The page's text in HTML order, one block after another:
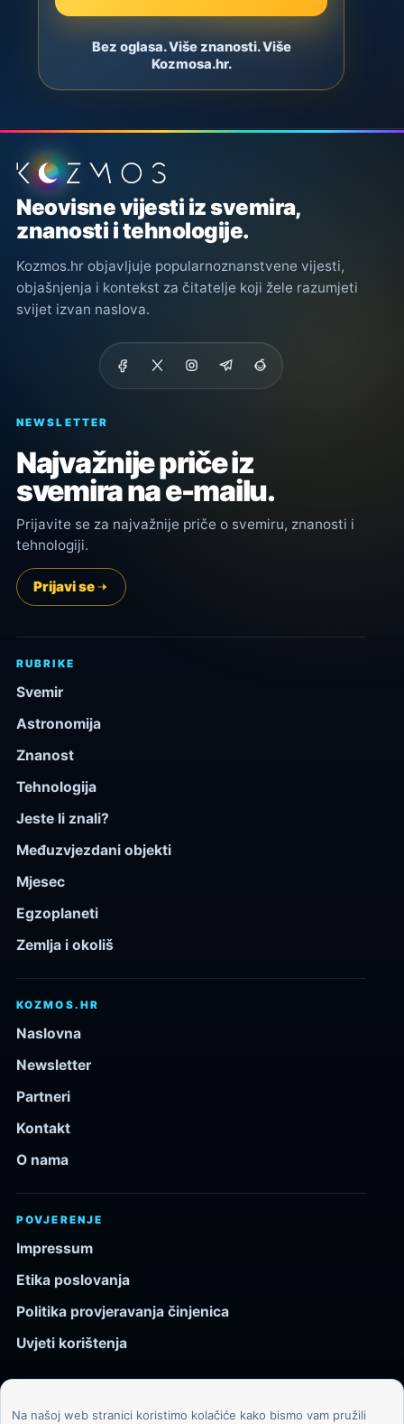
Bez oglasa. Više znanosti. Više
Kozmosa.hr.
Podnožje stranice
Neovisne vijesti iz svemira,
znanosti i tehnologije.
Kozmos.hr objavljuje popularnoznanstvene vijesti,
objašnjenja i kontekst za čitatelje koji žele razumjeti
svijet izvan naslova.
NEWSLETTER
Najvažnije priče iz
svemira na e-mailu.
Prijavite se za najvažnije priče o svemiru, znanosti i
tehnologiji.
Prijavi se
RUBRIKE
Svemir
Astronomija
Znanost
Tehnologija
Jeste li znali?
Međuzvjezdani objekti
Mjesec
Egzoplaneti
Zemlja i okoliš
KOZMOS.HR
Naslovna
Newsletter
Partneri
Kontakt
O nama
POVJERENJE
Impressum
Etika poslovanja
Politika provjeravanja činjenica
Uvjeti korištenja
Na našoj web stranici koristimo kolačiće kako bismo vam pružili